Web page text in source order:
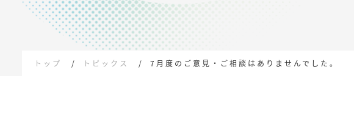
トップ トピックス 7月度のご意見・ご相談はありませんでした。